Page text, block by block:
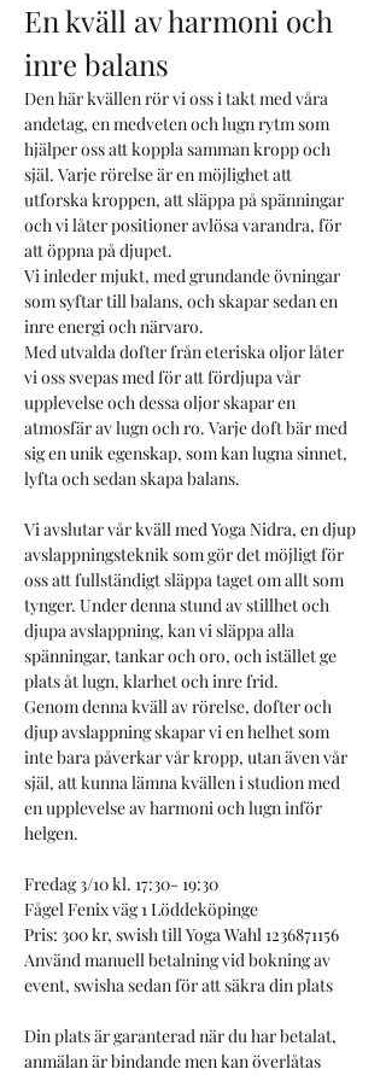
En kväll av harmoni och
inre balans
Den här kvällen rör vi oss i takt med våra
andetag, en medveten och lugn rytm som
hjälper oss att koppla samman kropp och
själ. Varje rörelse är en möjlighet att
utforska kroppen, att släppa på spänningar
och vi låter positioner avlösa varandra, för
att öppna på djupet.
Vi inleder mjukt, med grundande övningar
som syftar till balans, och skapar sedan en
inre energi och närvaro.
Med utvalda dofter från eteriska oljor låter
vi oss svepas med för att fördjupa vår
upplevelse och dessa oljor skapar en
atmosfär av lugn och ro. Varje doft bär med
sig en unik egenskap, som kan lugna sinnet,
lyfta och sedan skapa balans.
Vi avslutar vår kväll med Yoga Nidra, en djup
avslappningsteknik som gör det möjligt för
oss att fullständigt släppa taget om allt som
tynger. Under denna stund av stillhet och
djupa avslappning, kan vi släppa alla
spänningar, tankar och oro, och istället ge
plats åt lugn, klarhet och inre frid.
Genom denna kväll av rörelse, dofter och
djup avslappning skapar vi en helhet som
inte bara påverkar vår kropp, utan även vår
själ, att kunna lämna kvällen i studion med
en upplevelse av harmoni och lugn inför
helgen.
Fredag 3/10 kl. 17:30- 19:30
Fågel Fenix väg 1 Löddeköpinge
Pris: 300 kr, swish till Yoga Wahl 1236871156
Använd manuell betalning vid bokning av
event, swisha sedan för att säkra din plats
Din plats är garanterad när du har betalat,
anmälan är bindande men kan överlåtas